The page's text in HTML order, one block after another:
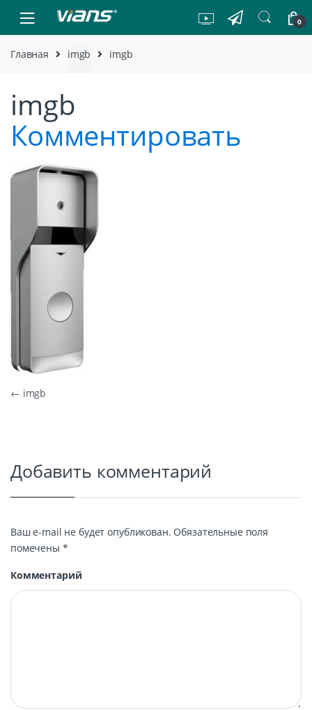
Skip to navigation
Skip to content
0
Главная imgb imgb
imgb
Комментировать
Навигация по записям
← imgb
Добавить комментарий
Ваш e-mail не будет опубликован. Обязательные поля
помечены *
Комментарий